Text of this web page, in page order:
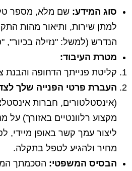
סוג המידע: שם מלא, מספר
למתן שירות, ותיאור מהות
הנדרש (למשל: "נזילה בכיור",
מטרת העיבוד:
קליטת פנייתך הדחופה והבנת
העברת פרטי הפנייה שלך
(אינסטלטורים, חברות
מקצוע רלוונטיים באזורך) על
ליצור עמך קשר באופן מיידי,
מחיר ולהגיע לטפל בתקלה.
הבסיס המשפטי: הסכמתך